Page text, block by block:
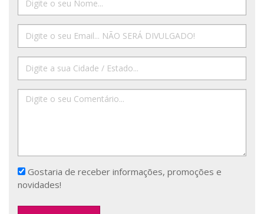
Gostaria de receber informações, promoções e
novidades!